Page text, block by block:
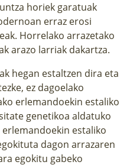
horiek garatuak
erraz erosi
Horrelako arrazetako
arazo larriak dakartza.
hegan estaltzen dira eta
ez dagoelako
erlemandoekin estaliko
genetikoa aldatuko
estaliko
dagon arrazaren
egokitu gabeko